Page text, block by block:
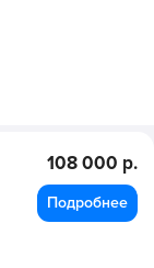
108 000 р.
Подробнее